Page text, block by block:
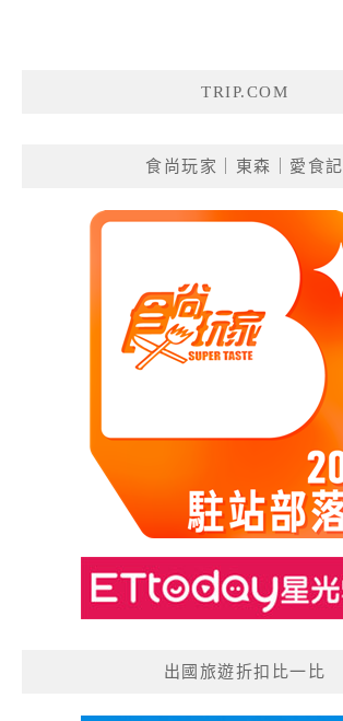
TRIP.COM
食尚玩家｜東森｜愛食記
出國旅遊折扣比一比